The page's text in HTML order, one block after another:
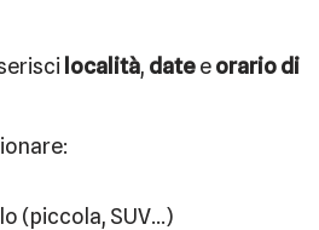
località, dateeorario di
(piccola, SUV…)